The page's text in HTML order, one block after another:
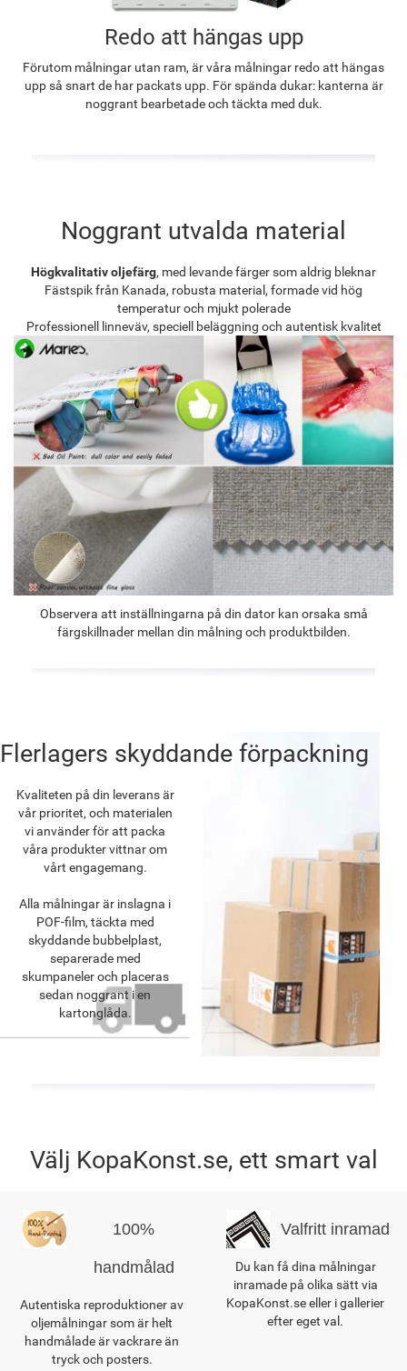
Redo att hängas upp
Förutom målningar utan ram, är våra målningar redo att hängas
upp så snart de har packats upp. För spända dukar: kanterna är
noggrant bearbetade och täckta med duk.
Noggrant utvalda material
Högkvalitativ oljefärg, med levande färger som aldrig bleknar
Fästspik från Kanada, robusta material, formade vid hög
temperatur och mjukt polerade
Professionell linneväv, speciell beläggning och autentisk kvalitet
Observera att inställningarna på din dator kan orsaka små
färgskillnader mellan din målning och produktbilden.
Flerlagers skyddande förpackning
Kvaliteten på din leverans är
vår prioritet, och materialen
vi använder för att packa
våra produkter vittnar om
vårt engagemang.
Alla målningar är inslagna i
POF-film, täckta med
skyddande bubbelplast,
separerade med
skumpaneler och placeras
sedan noggrant i en
kartonglåda.
Välj KopaKonst.se, ett smart val
100%
handmålad
Autentiska reproduktioner av
oljemålningar som är helt
handmålade är vackrare än
tryck och posters.
Valfritt inramad
Du kan få dina målningar
inramade på olika sätt via
KopaKonst.se eller i gallerier
efter eget val.